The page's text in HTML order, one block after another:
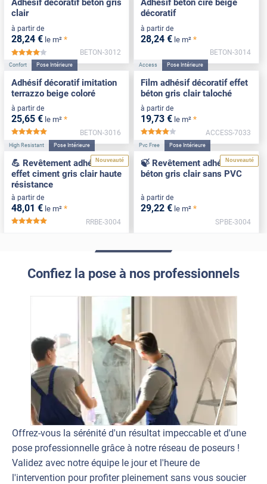
Adhésif décoratif béton gris
clair
à partir de
28,24 € le m² *
*****
BETON-3012
Adhésif béton ciré beige
décoratif
à partir de
28,24 € le m² *
BETON-3014
Confort Pose Intérieure
Adhésif décoratif imitation
terrazzo beige coloré
à partir de
25,65 € le m² *
BETON-3016
Access Pose Intérieure
Film adhésif décoratif effet
béton gris clair taloché
à partir de
19,73 € le m² *
*****
ACCESS-7033
Nouveauté
High Resistant Pose Intérieure
💪 Revêtement adhésif
effet ciment gris clair haute
résistance
à partir de
48,01 € le m² *
RRBE-3004
Nouveauté
Pvc Free Pose Intérieure
🍃 Revêtement adhésif
béton gris clair sans PVC
à partir de
29,22 € le m² *
SPBE-3004
Confiez la pose à nos professionnels
Offrez-vous la sérénité d'un résultat impeccable et d'une
pose professionnelle grâce à notre réseau de poseurs !
Validez avec notre équipe le jour et l'heure de
l'intervention pour profiter pleinement sans vous soucier